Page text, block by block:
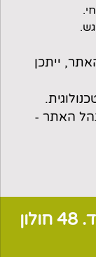
ייתכן
האתר -
קמפוס אמות, הרוקמים 2 ת.ד. 48 חולון